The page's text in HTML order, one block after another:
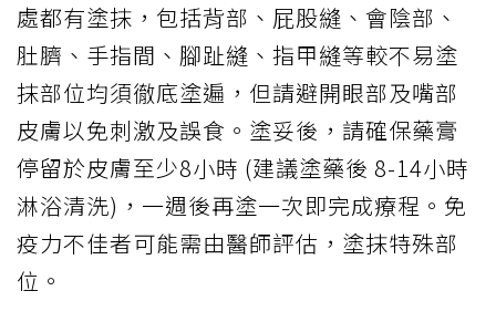
處都有塗抹，包括背部、屁股縫、會陰部、
肚臍、手指間、腳趾縫、指甲縫等較不易塗
抹部位均須徹底塗遍，但請避開眼部及嘴部
皮膚以免刺激及誤食。塗妥後，請確保藥膏
停留於皮膚至少8小時 (建議塗藥後 8-14小時
淋浴清洗)，一週後再塗一次即完成療程。免
疫力不佳者可能需由醫師評估，塗抹特殊部
位。